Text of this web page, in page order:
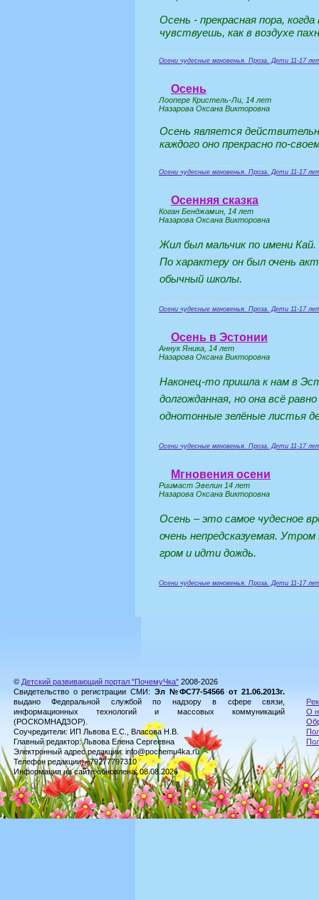
Осень - прекрасная пора,
чувствуешь, как в воздухе
Осени чудесные мгновенья. Проза. Дети 11-17
Осень
Лоопере Кристель-Ли, 14 лет
Назарова Оксана Викторовна
Осень является
каждого оно прекрасно по-
Осени чудесные мгновенья. Проза. Дети 11-17
Осенняя сказка
Коган Бенджамин, 14 лет
Назарова Оксана Викторовна
Жил был мальчик по имени
По характеру он был очень
обычный школы.
Осени чудесные мгновенья. Проза. Дети 11-17
Осень в Эстонии
Аннук Яника, 14 лет
Назарова Оксана Викторовна
Наконец-то пришла к нам в
долгожданная, но она всё
однотонные зелёные листья
Осени чудесные мгновенья. Проза. Дети 11-17
Мгновения осени
Риимаст Эвелин 14 лет
Назарова Оксана Викторовна
Осень – это самое чудесное
очень непредсказуемая.
гром и идти дождь.
Осени чудесные мгновенья. Проза. Дети 11-17
© Детский развивающий портал "ПочемуЧка" 2008-2026
Свидетельство о регистрации СМИ: Эл №ФС77-54566 от 21.06.2013г.
выдано Федеральной службой по надзору в сфере связи,
информационных технологий и массовых коммуникаций
(РОСКОМНАДЗОР).
Соучредители: ИП Львова Е.С., Власова Н.В.
Главный редактор: Львова Елена Сергеевна
Электронный адрес редакции: info@pochemu4ka.ru
Телефон редакции: +79277797310
Информация на сайте обновлена: 08.08.2026
О